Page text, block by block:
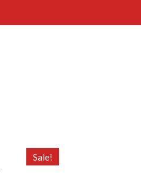
Sale!